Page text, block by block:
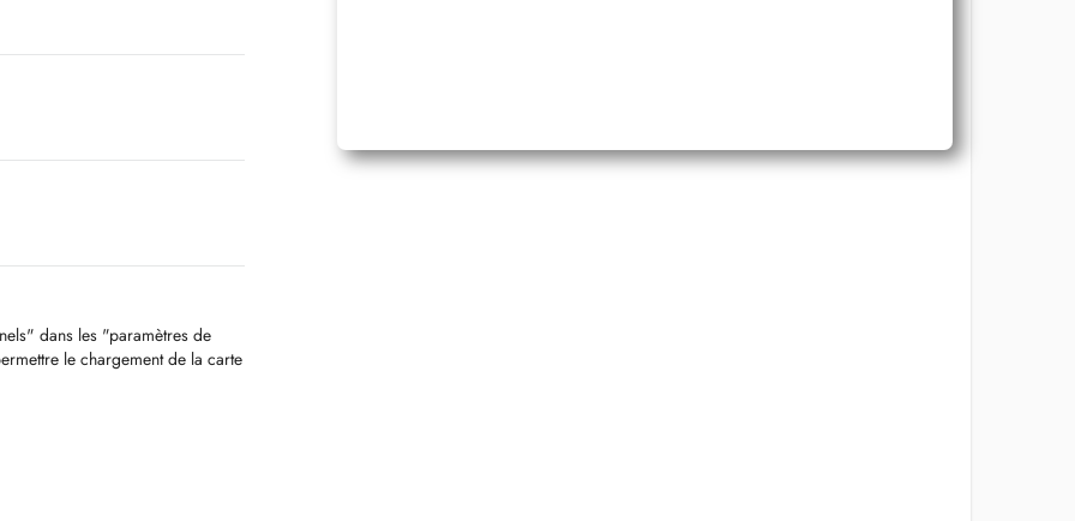
dans les "paramètres de
le chargement de la carte